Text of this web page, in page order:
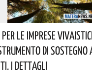
Le Imprese
Di Sostegno
I Dettagli